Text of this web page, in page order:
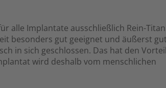
alle Implantate ausschließlich Rein-
besonders gut geeignet und äußerst gut
in sich geschlossen. Das hat den
wird deshalb vom menschlichen